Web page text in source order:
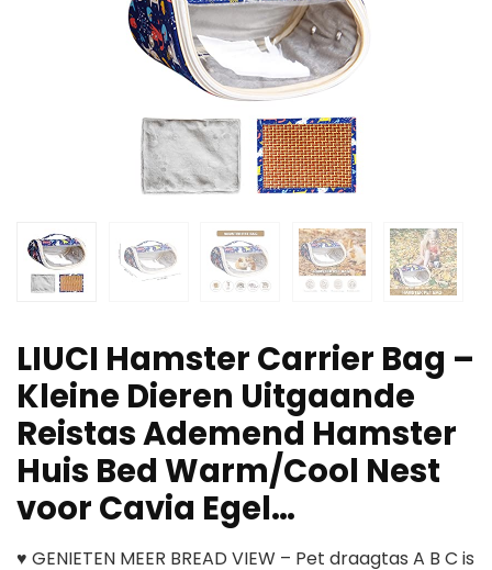
LIUCI Hamster Carrier Bag –
Kleine Dieren Uitgaande
Reistas Ademend Hamster
Huis Bed Warm/Cool Nest
voor Cavia Egel…
♥ GENIETEN MEER BREAD VIEW – Pet draagtas A B C is